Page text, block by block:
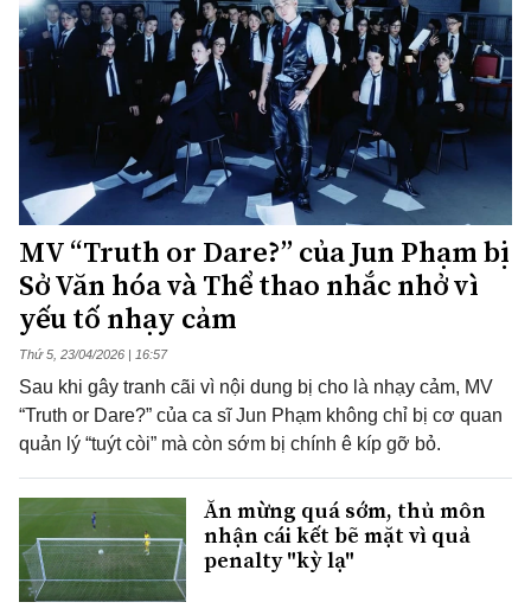
MV “Truth or Dare?” của Jun Phạm bị
Sở Văn hóa và Thể thao nhắc nhở vì
yếu tố nhạy cảm
Thứ 5, 23/04/2026 | 16:57
Sau khi gây tranh cãi vì nội dung bị cho là nhạy cảm, MV
“Truth or Dare?” của ca sĩ Jun Phạm không chỉ bị cơ quan
quản lý “tuýt còi” mà còn sớm bị chính ê kíp gỡ bỏ.
Ăn mừng quá sớm, thủ môn
nhận cái kết bẽ mặt vì quả
penalty "kỳ lạ"